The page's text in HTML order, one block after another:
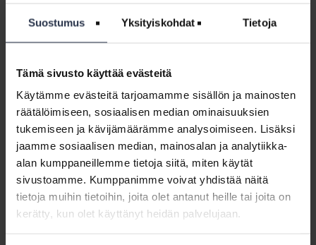
Suostumus Yksityiskohdat Tietoja
Tämä sivusto käyttää evästeitä
Käytämme evästeitä tarjoamamme sisällön ja mainosten
räätälöimiseen, sosiaalisen median ominaisuuksien
tukemiseen ja kävijämäärämme analysoimiseen. Lisäksi
jaamme sosiaalisen median, mainosalan ja analytiikka-
alan kumppaneillemme tietoja siitä, miten käytät
sivustoamme. Kumppanimme voivat yhdistää näitä
tietoja muihin tietoihin, joita olet antanut heille tai joita on
kerätty, kun olet käyttänyt heidän palvelujaan.
isännöitsijäntodistuksen liitteeseen kirjatun tiedon
Oikeustapaus:
Urakoitsijan
suorituksen
virheellisyys
takuuaika
Oikeustapaus: Urakoitsijan suorituksen
virheellisyys ja takuuaika
OIKEUSTAPAUKSET
Korjausurakan vastaanottotarkastuksessa ja takuuaikana on
oltava erityisen huolellinen ja reklamoitava havaituista
puutteellisuuksista viipymättä.
Oikeustapaus: